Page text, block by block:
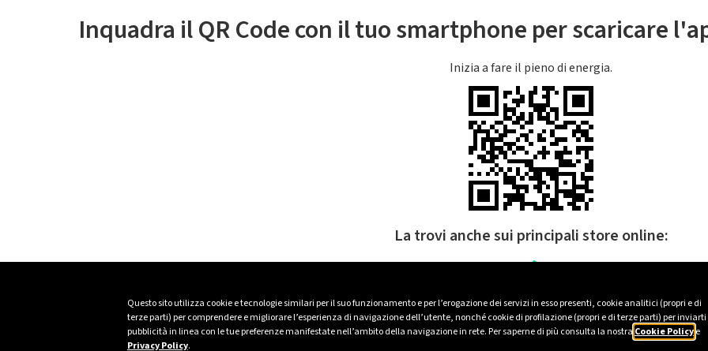
Questo sito utilizza cookie e tecnologie similari per il suo funzionamento e per l’erogazione dei servizi in esso presenti, cookie analitici (propri e di
terze parti) per comprendere e migliorare l’esperienza di navigazione dell’utente, nonché cookie di profilazione (propri e di terze parti) per inviarti
pubblicità in linea con le tue preferenze manifestate nell’ambito della navigazione in rete. Per saperne di più consulta la nostra Cookie Policye
Privacy Policy.
Inquadra il QR Code con il tuo smartphone per scaricare
Inizia a fare il pieno di energia.
La trovi anche sui principali store online: